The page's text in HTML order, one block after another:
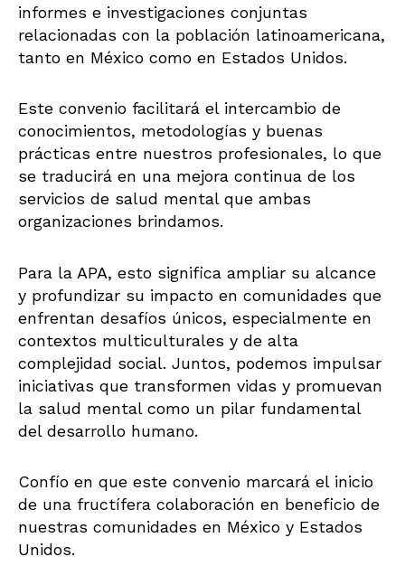
informes e investigaciones conjuntas
relacionadas con la población latinoamericana,
tanto en México como en Estados Unidos.
Este convenio facilitará el intercambio de
conocimientos, metodologías y buenas
prácticas entre nuestros profesionales, lo que
se traducirá en una mejora continua de los
servicios de salud mental que ambas
organizaciones brindamos.
Para la APA, esto significa ampliar su alcance
y profundizar su impacto en comunidades que
enfrentan desafíos únicos, especialmente en
contextos multiculturales y de alta
complejidad social. Juntos, podemos impulsar
iniciativas que transformen vidas y promuevan
la salud mental como un pilar fundamental
del desarrollo humano.
Confío en que este convenio marcará el inicio
de una fructífera colaboración en beneficio de
nuestras comunidades en México y Estados
Unidos.